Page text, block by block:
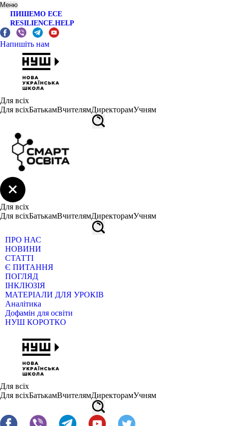
Меню
ПИШЕМО ЕСЕ
RESILIENCE.HELP
Напишіть нам
Для всіх
Для всіхБатькамВчителямДиректорамУчням
Для всіх
Для всіхБатькамВчителямДиректорамУчням
ПРО НАС
НОВИНИ
СТАТТІ
Є ПИТАННЯ
ПОГЛЯД
ІНКЛЮЗІЯ
МАТЕРІАЛИ ДЛЯ УРОКІВ
Аналітика
Дофамін для освіти
НУШ КОРОТКО
Для всіх
Для всіхБатькамВчителямДиректорамУчням